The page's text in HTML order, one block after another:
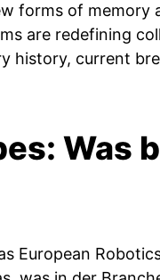
forms of memory
are redefining
history, current
Was
European